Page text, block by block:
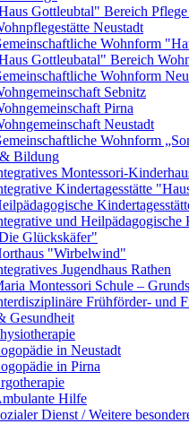
Gottleubtal" Bereich Pflege
Neustadt
Wohnform
Gottleubatal" Bereich
Wohnform
Sebnitz
Pirna
Neustadt
Wohnform
Bildung
Montessori-
Kindertagesstätte
und Heilpädagogische
Glückskäfer"
"Wirbelwind"
Jugendhaus Rathen
Montessori Schule –
Frühförder- und
Gesundheit
in Neustadt
in Pirna
Hilfe
Dienst / Weitere